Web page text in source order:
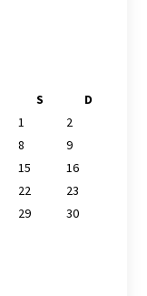
S
D
1
2
8
9
15
16
22
23
29
30